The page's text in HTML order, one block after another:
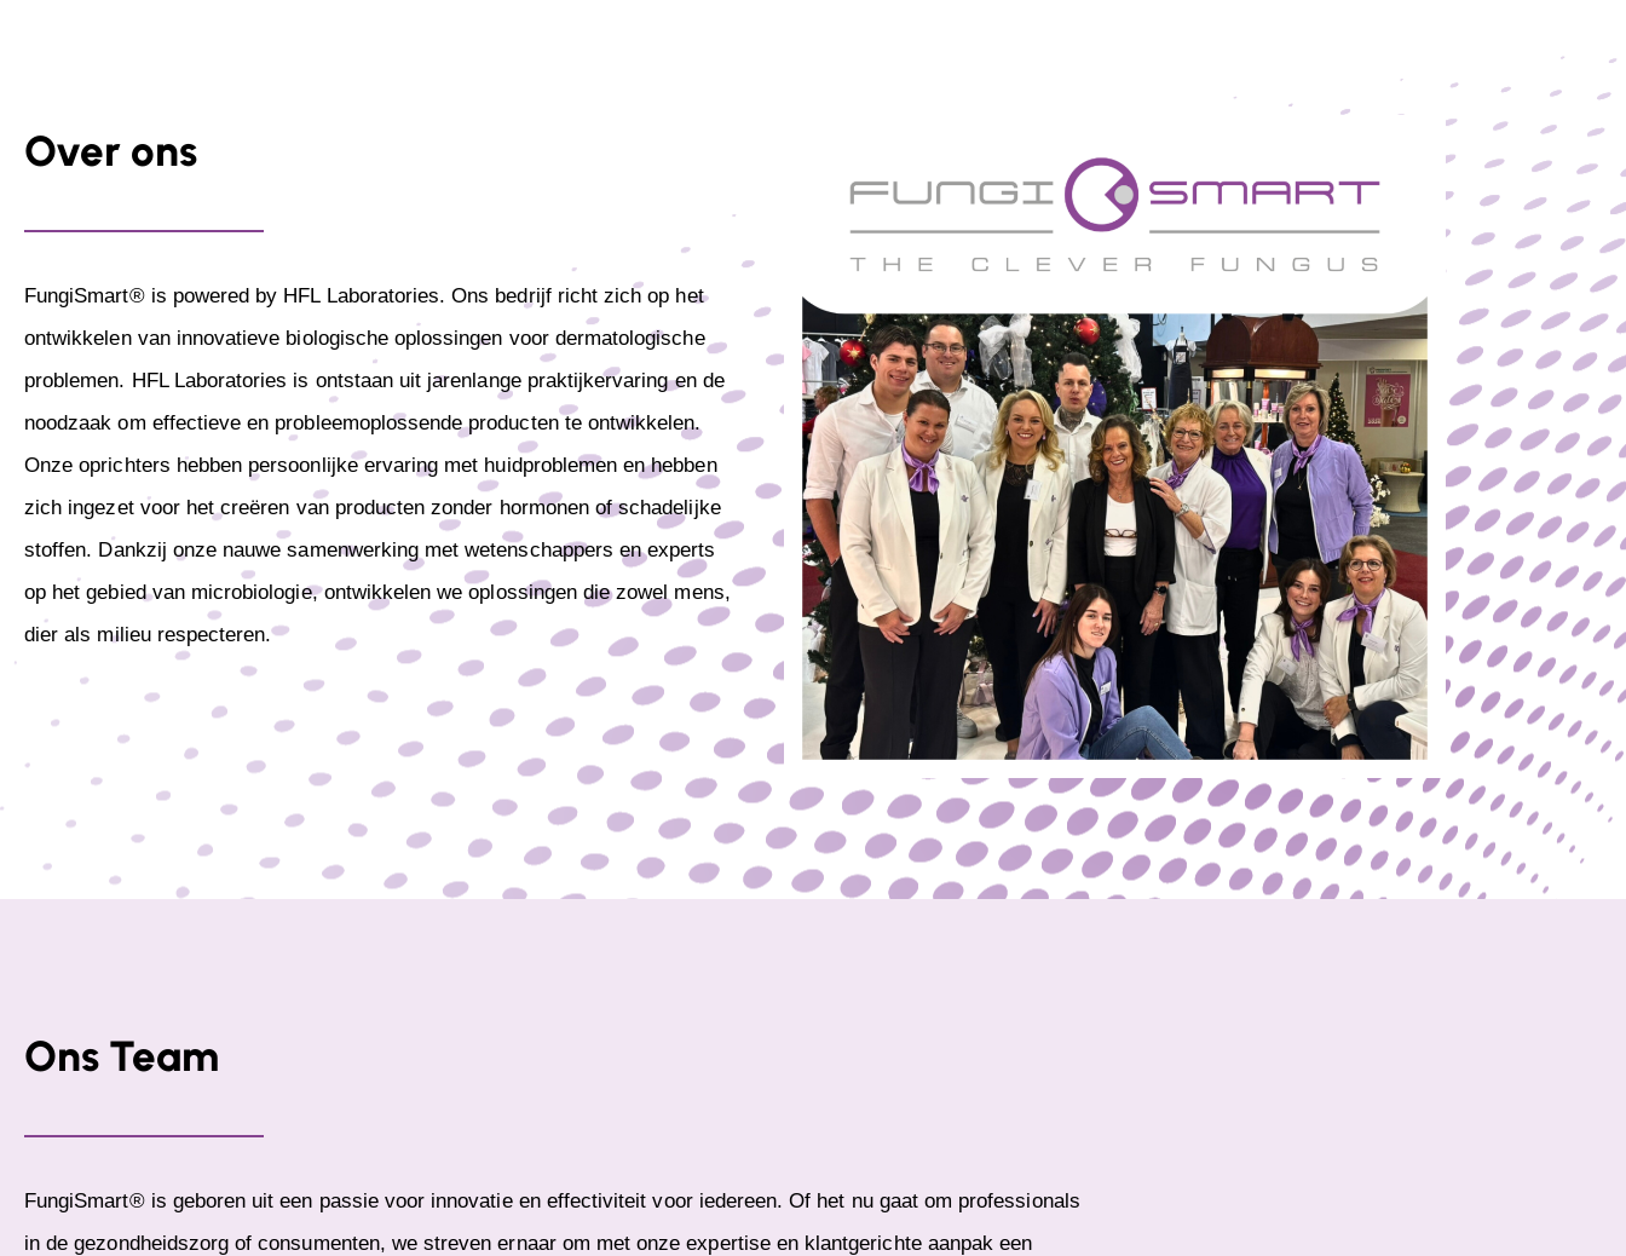
Over ons
FungiSmart® is powered by HFL Laboratories. Ons bedrijf richt zich op het
ontwikkelen van innovatieve biologische oplossingen voor dermatologische
problemen. HFL Laboratories is ontstaan uit jarenlange praktijkervaring en de
noodzaak om effectieve en probleemoplossende producten te ontwikkelen.
Onze oprichters hebben persoonlijke ervaring met huidproblemen en hebben
zich ingezet voor het creëren van producten zonder hormonen of schadelijke
stoffen. Dankzij onze nauwe samenwerking met wetenschappers en experts
op het gebied van microbiologie, ontwikkelen we oplossingen die zowel mens,
dier als milieu respecteren.
Ons Team
FungiSmart® is geboren uit een passie voor innovatie en effectiviteit voor iedereen. Of het nu gaat om professionals
in de gezondheidszorg of consumenten, we streven ernaar om met onze expertise en klantgerichte aanpak een